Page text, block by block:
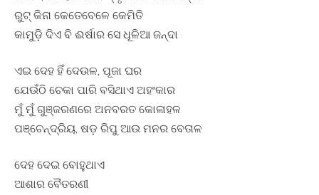
ରୁଟ୍ କିନା କେତେବେଳେ କେମିତି
କାମୁଡ଼ି ଦିଏ ବି ଈର୍ଷାର ସେ ଧୂଳିଆ ଜନ୍ଦା
ଏଇ ଦେହ ହିଁ ଦେଉଳ, ପୂଜା ଘର
ଯେଉଁଠି ଚେକା ପାରି ବସିଥାଏ ଅହଂକାର
ମୁଁ ମୁଁ ଗୁଞ୍ଜରଣରେ ଅନବରତ କୋଳାହଳ
ପଞ୍ଚେନ୍ଦ୍ରିୟ, ଷଡ଼ ରିପୁ ଆଉ ମନର ବେତାଳ
ଦେହ ଦେଇ ବୋହୁଥାଏ
ଆଶାର ବୈତରଣୀ